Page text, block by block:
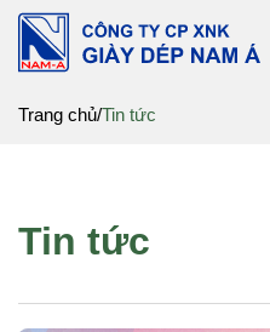
Trang chủ/Tin tức
Tin tức